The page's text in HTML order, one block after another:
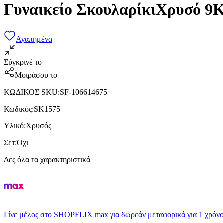
Γυναικείο ΣκουλαρίκιΧρυσό
Αγαπημένα
Σύγκρινέ το
Μοιράσου το
ΚΩΔΙΚΟΣ SKU:SF-106614675
Κωδικός:SK1575
Υλικό:Χρυσός
Σετ:Όχι
Δες όλα τα χαρακτηριστικά
Γίνε μέλος στο SHOPFLIX max για δωρεάν μεταφορικά για 1